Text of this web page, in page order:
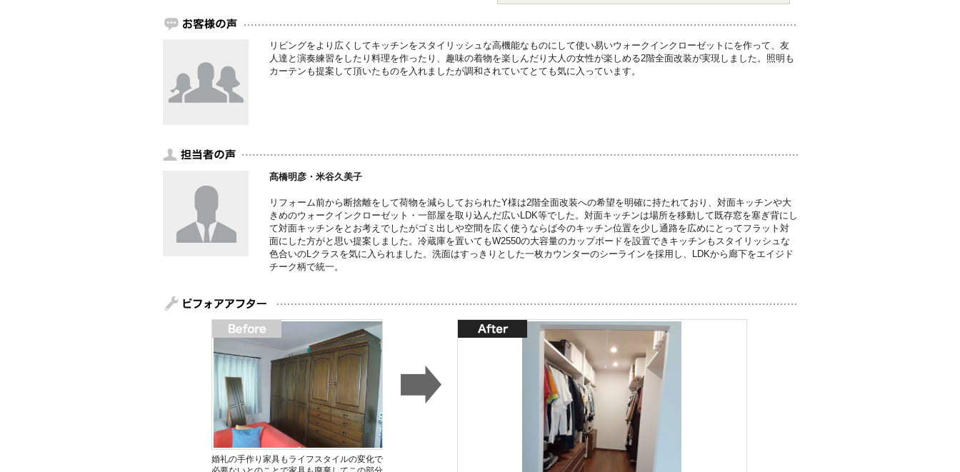
リビングをより広くしてキッチンをスタイリッシュな高機能なものにして使い易いウォークインクローゼットにを作って、友
人達と演奏練習をしたり料理を作ったり、趣味の着物を楽しんだり大人の女性が楽しめる2階全面改装が実現しました。照明も
カーテンも提案して頂いたものを入れましたが調和されていてとても気に入っています。
髙橋明彦・米谷久美子
リフォーム前から断捨離をして荷物を減らしておられたY様は2階全面改装への希望を明確に持たれており、対面キッチンや大
きめのウォークインクローゼット・一部屋を取り込んだ広いLDK等でした。対面キッチンは場所を移動して既存窓を塞ぎ背にし
て対面キッチンをとお考えでしたがゴミ出しや空間を広く使うならば今のキッチン位置を少し通路を広めにとってフラット対
面にした方がと思い提案しました。冷蔵庫を置いてもW2550の大容量のカップボードを設置できキッチンもスタイリッシュな
色合いのLクラスを気に入られました。洗面はすっきりとした一枚カウンターのシーラインを採用し、LDKから廊下をエイジド
チーク柄で統一。
婚礼の手作り家具もライフスタイルの変化で